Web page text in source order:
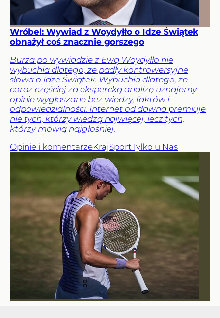
Wróbel: Wywiad z Woydyłło o Idze Świątek
obnażył coś znacznie gorszego
Burza po wywiadzie z Ewą Woydyłło nie
wybuchła dlatego, że padły kontrowersyjne
słowa o Idze Świątek. Wybuchła dlatego, że
coraz częściej za ekspercką analizę uznajemy
opinie wygłaszane bez wiedzy, faktów i
odpowiedzialności. Internet od dawna premiuje
nie tych, którzy wiedzą najwięcej, lecz tych,
którzy mówią najgłośniej.
Opinie i komentarzeKrajSportTylko u Nas